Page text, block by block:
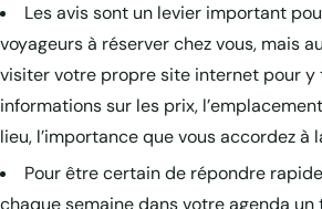
Les avis sont un levier important
voyageurs à réserver chez vous, mais
visiter votre propre site internet pour y
informations sur les prix,
lieu, l’importance que vous accordez à
Pour être certain de répondre
chaque semaine dans votre agenda